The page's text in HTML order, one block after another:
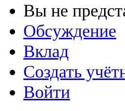
Вы не
Обсуждение
Вклад
Создать
Войти